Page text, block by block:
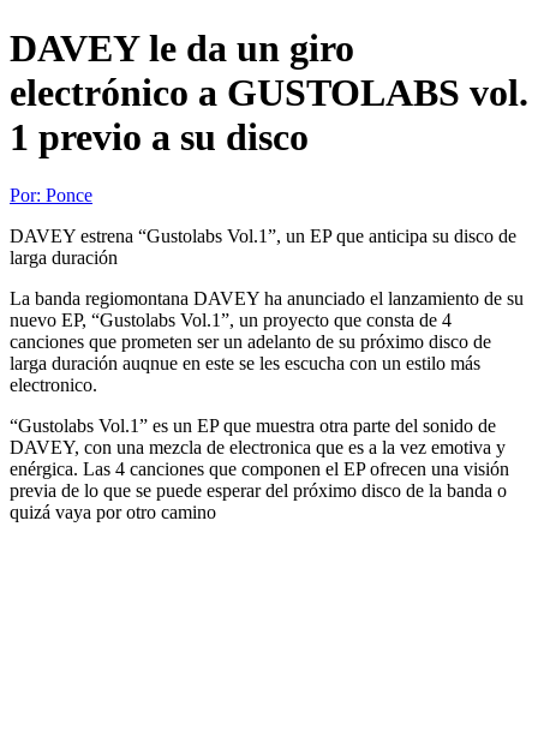
DAVEY le da un giro
electrónico a GUSTOLABS vol.
1 previo a su disco
Por: Ponce
DAVEY estrena “Gustolabs Vol.1”, un EP que anticipa su disco de
larga duración
La banda regiomontana DAVEY ha anunciado el lanzamiento de su
nuevo EP, “Gustolabs Vol.1”, un proyecto que consta de 4
canciones que prometen ser un adelanto de su próximo disco de
larga duración auqnue en este se les escucha con un estilo más
electronico.
“Gustolabs Vol.1” es un EP que muestra otra parte del sonido de
DAVEY, con una mezcla de electronica que es a la vez emotiva y
enérgica. Las 4 canciones que componen el EP ofrecen una visión
previa de lo que se puede esperar del próximo disco de la banda o
quizá vaya por otro camino